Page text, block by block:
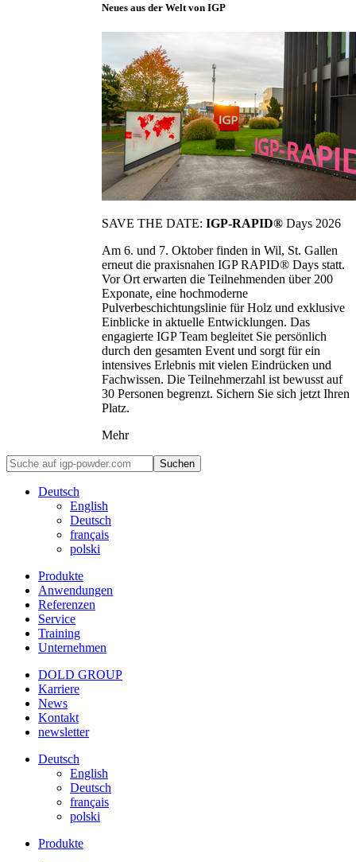
Neues aus der Welt von IGP
SAVE THE DATE: IGP-RAPID® Days 2026
Am 6. und 7. Oktober finden in Wil, St. Gallen
erneut die praxisnahen IGP RAPID® Days statt.
Vor Ort erwarten die Teilnehmenden über 200
Exponate, eine hochmoderne
Pulverbeschichtungslinie für Holz und exklusive
Einblicke in aktuelle Entwicklungen. Das
engagierte IGP Team begleitet Sie persönlich
durch den gesamten Event und sorgt für ein
intensives Erlebnis mit vielen Eindrücken und
Fachwissen. Die Teilnehmerzahl ist bewusst auf
30 Personen begrenzt. Sichern Sie sich jetzt Ihren
Platz.
Mehr
Suchen
Deutsch
English
Deutsch
français
polski
Produkte
Anwendungen
Referenzen
Service
Training
Unternehmen
DOLD GROUP
Karriere
News
Kontakt
newsletter
Deutsch
English
Deutsch
français
polski
Produkte